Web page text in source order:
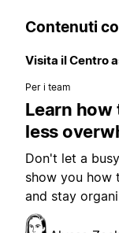
Contenuti
Visita il Centro
Per i team
Learn how
less
Don't let a
show you how
and stay